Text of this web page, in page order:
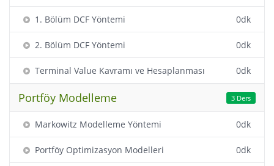
1. Bölüm DCF Yöntemi 0dk
2. Bölüm DCF Yöntemi 0dk
Terminal Value Kavramı ve Hesaplanması 0dk
Portföy Modelleme 3 Ders
Markowitz Modelleme Yöntemi 0dk
Portföy Optimizasyon Modelleri 0dk